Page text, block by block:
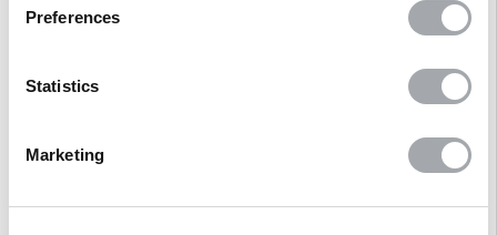
Preferences
Statistics
Marketing